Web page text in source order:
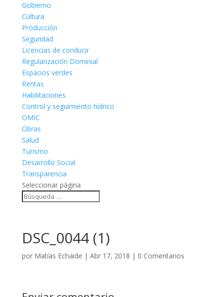
Gobierno
Cultura
Producción
Seguridad
Licencias de conducir
Regularización Dominial
Espacios verdes
Rentas
Habilitaciones
Control y seguimiento hídrico
OMIC
Obras
Salud
Turismo
Desarrollo Social
Transparencia
Seleccionar página
DSC_0044 (1)
por Matías Echaide | Abr 17, 2018 | 0 Comentarios